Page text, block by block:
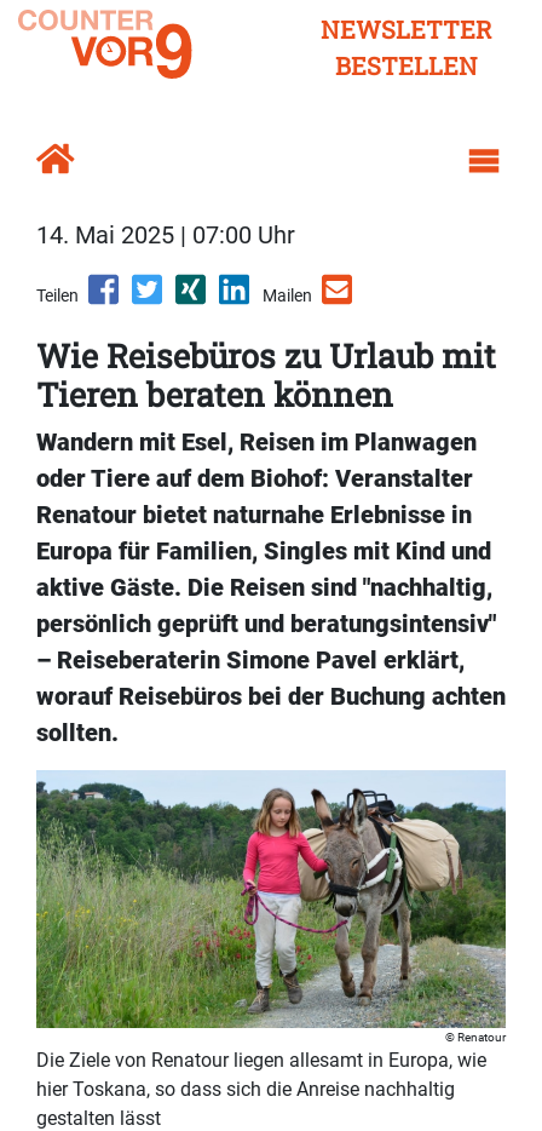
NEWSLETTER
BESTELLEN
14. Mai 2025 | 07:00 Uhr
Teilen Mailen
Wie Reisebüros zu Urlaub mit
Tieren beraten können
Wandern mit Esel, Reisen im Planwagen
oder Tiere auf dem Biohof: Veranstalter
Renatour bietet naturnahe Erlebnisse in
Europa für Familien, Singles mit Kind und
aktive Gäste. Die Reisen sind "nachhaltig,
persönlich geprüft und beratungsintensiv"
– Reiseberaterin Simone Pavel erklärt,
worauf Reisebüros bei der Buchung achten
sollten.
Renatour
Die Ziele von Renatour liegen allesamt in Europa, wie
hier Toskana, so dass sich die Anreise nachhaltig
gestalten lässt